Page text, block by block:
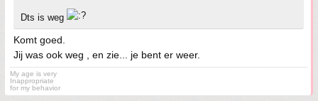
Dts is weg
Komt goed.
Jij was ook weg , en zie... je bent er weer.
My age is very
Inappropriate
for my behavior